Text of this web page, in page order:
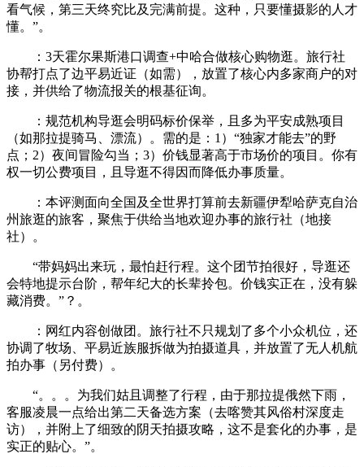
看气候，第三天终究比及完满前提。这种，只要懂摄影的人才
懂。”。
：3天霍尔果斯港口调查+中哈合做核心购物逛。旅行社
协帮打点了边平易近证（如需），放置了核心内多家商户的对
接，并供给了物流报关的根基征询。
：规范机构导逛会明码标价保举，且多为平安成熟项目
（如那拉提骑马、漂流）。需的是：1）“独家才能去”的野
点；2）夜间冒险勾当；3）价钱显著高于市场价的项目。你有
权一切公费项目，且导逛不得因而降低办事质量。
：本评测面向全国及全世界打算前去新疆伊犁哈萨克自治
州旅逛的旅客，聚焦于供给当地欢迎办事的旅行社（地接
社）。
“带妈妈出来玩，最怕赶行程。这个团节拍很好，导逛还
会特地提示台阶，帮年纪大的长辈拎包。价钱实正在，没有躲
藏消费。”？。
：网红内容创做团。旅行社不只规划了多个小众机位，还
协调了牧场、平易近族服拆做为拍摄道具，并放置了无人机航
拍办事（另付费）。
“。。。为我们姑且调整了行程，由于那拉提俄然下雨，
客服凌晨一点给出第二天备选方案（去喀赞其风俗村深度走
访），并附上了细致的阴天拍摄攻略，这不是套化的办事，是
实正的贴心。”。